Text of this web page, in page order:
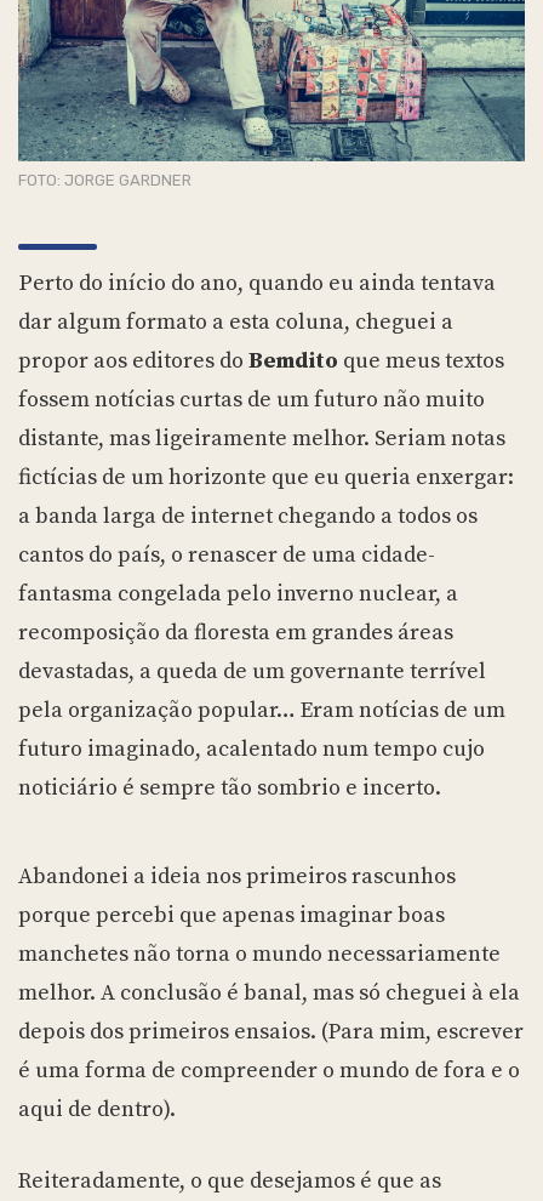
FOTO: JORGE GARDNER
Perto do início do ano, quando eu ainda tentava
dar algum formato a esta coluna, cheguei a
propor aos editores do Bemdito que meus textos
fossem notícias curtas de um futuro não muito
distante, mas ligeiramente melhor. Seriam notas
fictícias de um horizonte que eu queria enxergar:
a banda larga de internet chegando a todos os
cantos do país, o renascer de uma cidade-
fantasma congelada pelo inverno nuclear, a
recomposição da floresta em grandes áreas
devastadas, a queda de um governante terrível
pela organização popular… Eram notícias de um
futuro imaginado, acalentado num tempo cujo
noticiário é sempre tão sombrio e incerto.
Abandonei a ideia nos primeiros rascunhos
porque percebi que apenas imaginar boas
manchetes não torna o mundo necessariamente
melhor. A conclusão é banal, mas só cheguei à ela
depois dos primeiros ensaios. (Para mim, escrever
é uma forma de compreender o mundo de fora e o
aqui de dentro).
Reiteradamente, o que desejamos é que as